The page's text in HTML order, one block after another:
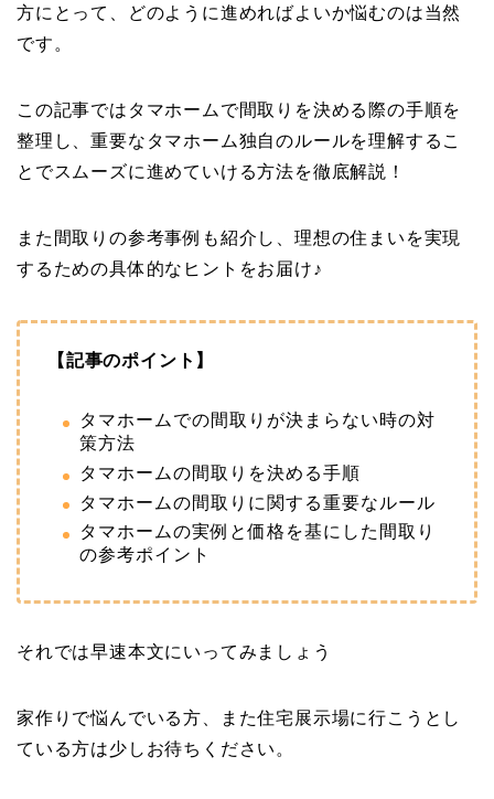
方にとって、どのように進めればよいか悩むのは当然
です。
この記事ではタマホームで間取りを決める際の手順を
整理し、重要なタマホーム独自のルールを理解するこ
とでスムーズに進めていける方法を徹底解説！
また間取りの参考事例も紹介し、理想の住まいを実現
するための具体的なヒントをお届け♪
【記事のポイント】
タマホームでの間取りが決まらない時の対
策方法
タマホームの間取りを決める手順
タマホームの間取りに関する重要なルール
タマホームの実例と価格を基にした間取り
の参考ポイント
それでは早速本文にいってみましょう
家作りで悩んでいる方、また住宅展示場に行こうとし
ている方は少しお待ちください。